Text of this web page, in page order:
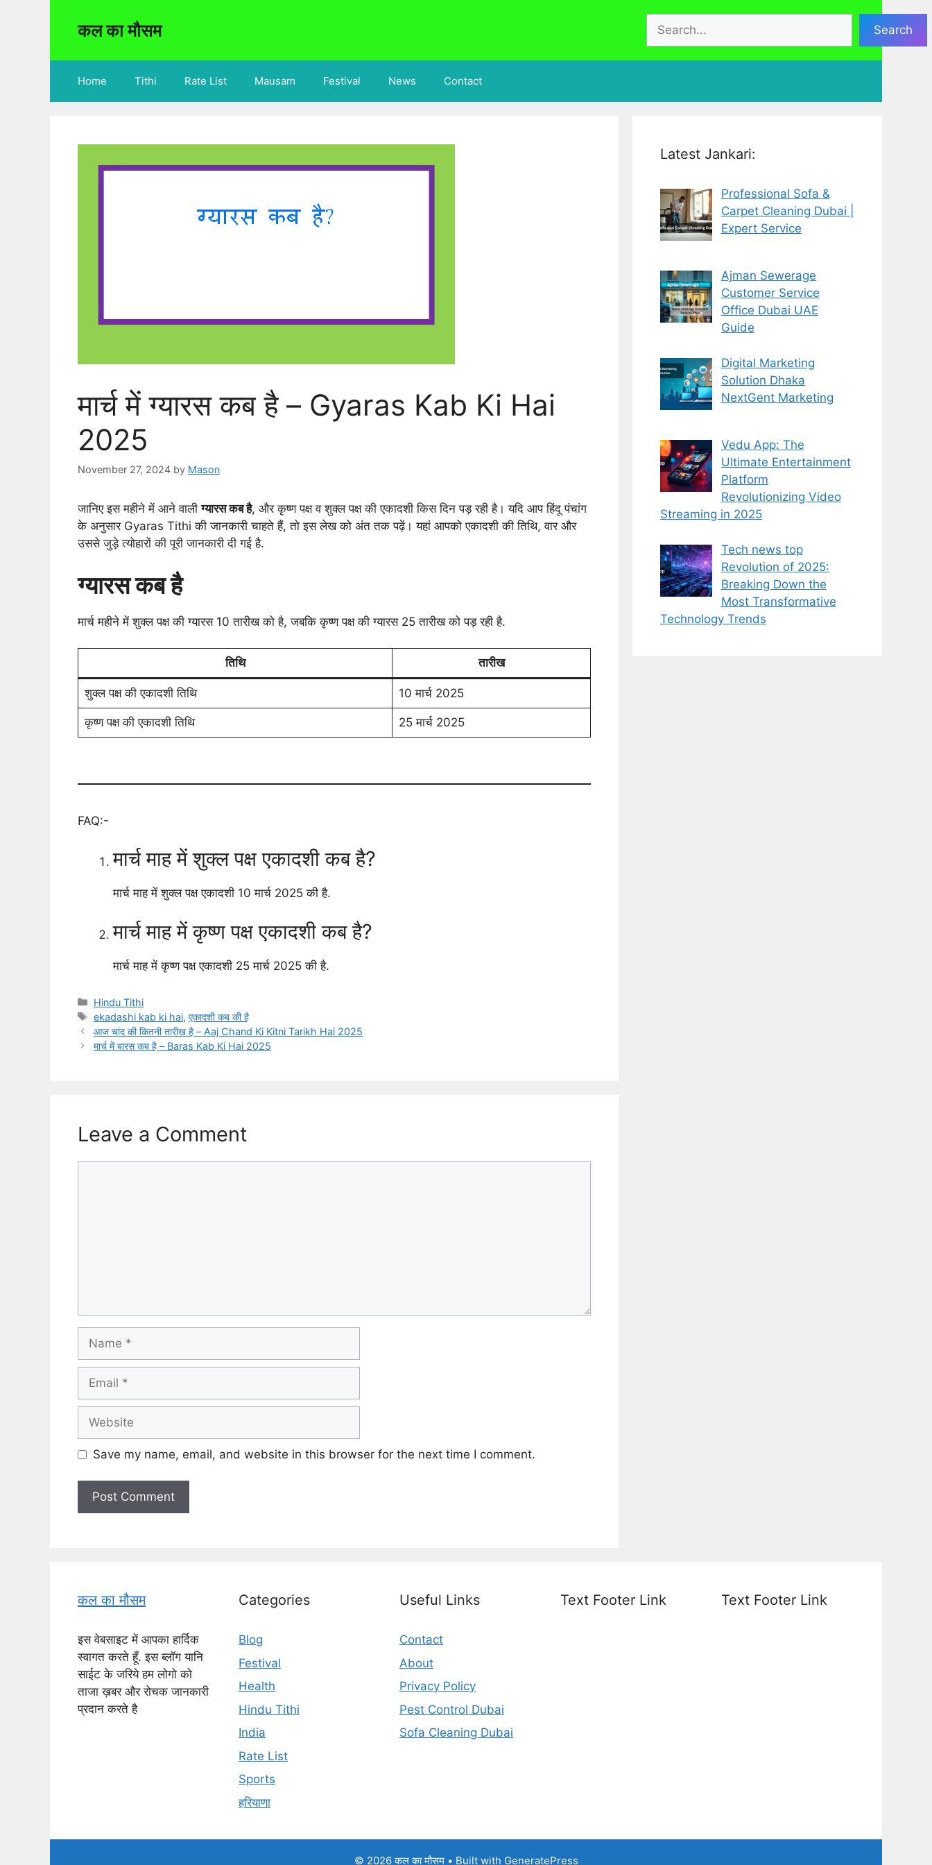
कल का मौसम Search
Search
Home Tithi Rate List Mausam Festival News Contact
मार्च में ग्यारस कब है – Gyaras Kab Ki Hai
2025
November 27, 2024 by Mason
जानिए इस महीने में आने वालीग्यारस कब है, और कृष्ण पक्ष व शुक्ल पक्ष की एकादशी किस दिन पड़ रही है। यदि आप हिंदू पंचांग
के अनुसार Gyaras Tithi की जानकारी चाहते हैं, तो इस लेख को अंत तक पढ़ें। यहां आपको एकादशी की तिथि, वार और
उससे जुड़े त्योहारों की पूरी जानकारी दी गई है.
ग्यारस कब है
मार्च महीने में शुक्ल पक्ष की ग्यारस 10 तारीख को है, जबकि कृष्ण पक्ष की ग्यारस 25 तारीख को पड़ रही है.
तिथि तारीख
शुक्ल पक्ष की एकादशी तिथि 10 मार्च 2025
कृष्ण पक्ष की एकादशी तिथि 25 मार्च 2025
FAQ:-
मार्च माह में शुक्ल पक्ष एकादशी कब है?
मार्च माह में शुक्ल पक्ष एकादशी 10 मार्च 2025 की है.
मार्च माह में कृष्ण पक्ष एकादशी कब है?
मार्च माह में कृष्ण पक्ष एकादशी 25 मार्च 2025 की है.
Categories
Hindu Tithi
Tags
ekadashi kab ki hai,एकादशी कब की है
आज चांद की कितनी तारीख है – Aaj Chand Ki Kitni Tarikh Hai 2025
मार्च में बारस कब है – Baras Kab Ki Hai 2025
Leave a Comment
Save my name, email, and website in this browser for the next time I comment.
Latest Jankari:
Professional Sofa &
Carpet Cleaning Dubai |
Expert Service
Ajman Sewerage
Customer Service
Office Dubai UAE
Guide
Digital Marketing
Solution Dhaka
NextGent Marketing
Vedu App: The
Ultimate Entertainment
Platform
Revolutionizing Video
Streaming in 2025
Tech news top
Revolution of 2025:
Breaking Down the
Most Transformative
Technology Trends
कल का मौसम
इस वेबसाइट में आपका हार्दिक
स्वागत करते हूँ. इस ब्लॉग यानि
साईट के जरिये हम लोगो को
ताजा ख़बर और रोचक जानकारी
प्रदान करते है
Categories
Blog
Festival
Health
Hindu Tithi
India
Rate List
Sports
हरियाणा
Useful Links
Contact
About
Privacy Policy
Pest Control Dubai
Sofa Cleaning Dubai
Text Footer Link Text Footer Link
© 2026 कल का मौसम• Built with GeneratePress